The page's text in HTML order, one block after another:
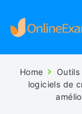
Home
logiciels de